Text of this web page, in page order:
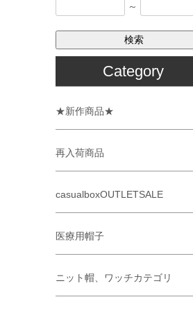
～
検索
Category
★新作商品★
再入荷商品
casualboxOUTLETSALE
医療用帽子
ニット帽、ワッチカテゴリ